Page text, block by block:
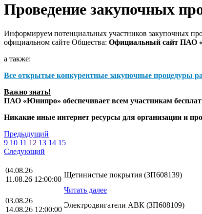
Проведение закупочных
Информируем потенциальных участников закупочных
официальном сайте Общества: Официальный сайт ПАО
а также:
Все открытые конкурентные закупочные процедуры
Важно знать!
ПАО «Юнипро» обеспечивает всем участникам
Никакие иные интернет ресурсы для организации и
Предыдущий
9 10 11 12 13 14 15
Следующий
04.08.26
11.08.26 12:00:00
Щетинистые покрытия (ЗП608139)
Читать далее
03.08.26
14.08.26 12:00:00
Электродвигатели АВК (ЗП608109)